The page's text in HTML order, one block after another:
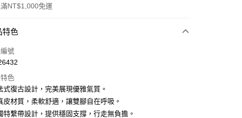
NT$1,000免運
方式
一次付款
支付
付
特色
號
色
式復古設計，完美展現優雅氣質。
皮材質，柔軟舒適，讓雙腳自在呼吸。
特繫帶設計，提供穩固支撐，行走無負擔。